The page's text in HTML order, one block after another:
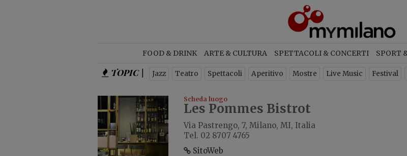
FOOD & DRINK ARTE & CULTURA SPETTACOLI & CONCERTI SPORT
TOPIC | Jazz Teatro Spettacoli Aperitivo Mostre Live Music Festival
Scheda luogo
Les Pommes Bistrot
Via Pastrengo, 7, Milano, MI, Italia
Tel. 02 8707 4765
SitoWeb
Iscriviti per ricevere ogni
newsletter con gli eventi di